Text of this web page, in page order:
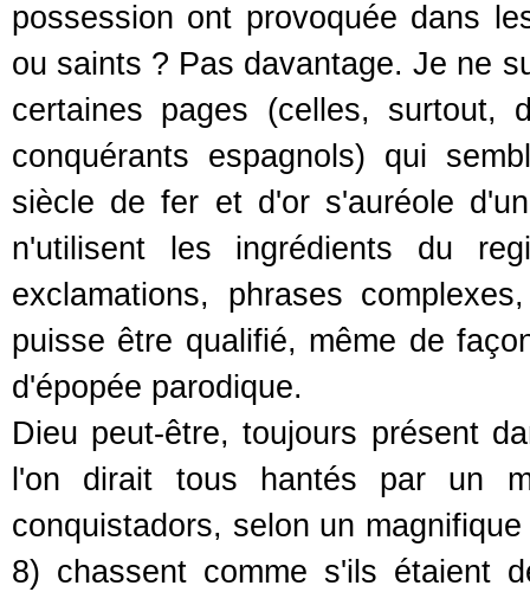
possession ont provoquée dans
ou saints ? Pas davantage. Je ne
certaines pages (celles,
conquérants espagnols) qui
siècle de fer et d'or s'auréole
n'utilisent les ingrédients du
exclamations, phrases
puisse être qualifié, même de
d'épopée parodique.
Dieu peut-être, toujours présent
l'on dirait tous hantés par un
conquistadors, selon un
8) chassent comme s'ils étaient